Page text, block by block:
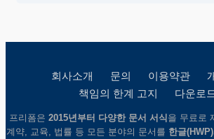
회사소개 문의 이용약관
책임의 한계 고지
다운로
프리폼은 2015년부터 다양한 문서 서식을 무료로
계약, 교육, 법률 등 모든 분야의 문서를 한글(HWP)